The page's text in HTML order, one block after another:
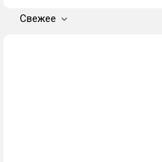
Свежее